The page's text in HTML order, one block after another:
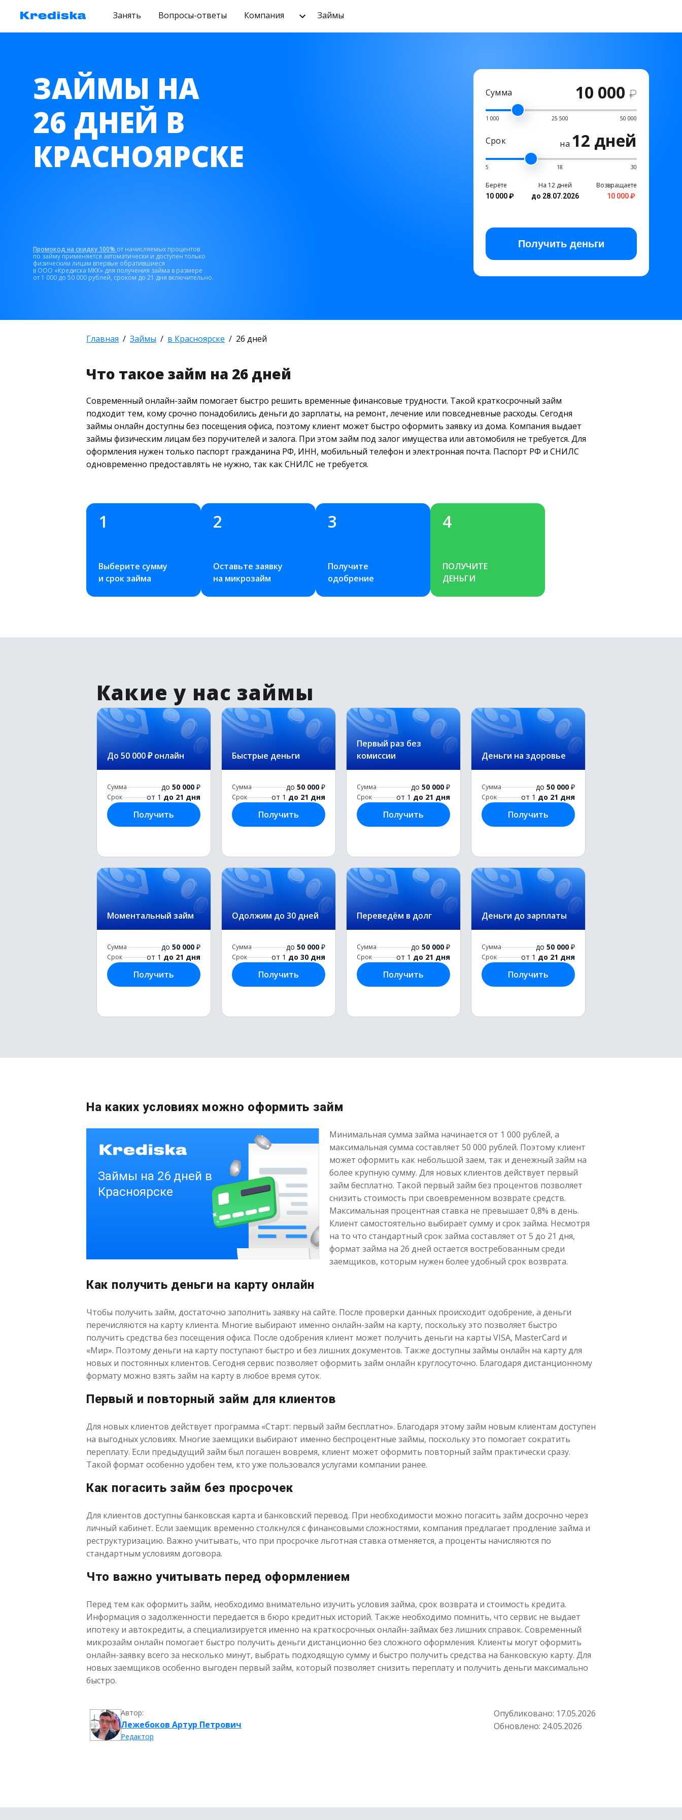
Занять Вопросы-ответы Компания Займы
ЗАЙМЫ НА
26 ДНЕЙ В
КРАСНОЯРСКЕ
Промокод на скидку 100% от начисляемых процентов
по займу применяется автоматически и доступен только
физическим лицам впервые обратившиеся
в ООО «Кредиска МКК» для получения займа в размере
от 1 000 до 50 000 рублей, сроком до 21 дня включительно.
Сумма 10 000 ₽
1 000 25 500 50 000
Срок на 12 дней
5 18 30
Берёте
10 000 ₽
На 12 дней
до 28.07.2026
Возвращаете
10 000 ₽
Получить деньги
Главная Займы в Красноярске 26 дней
Что такое займ на 26 дней
Современный онлайн-займ помогает быстро решить временные финансовые трудности. Такой краткосрочный займ
подходит тем, кому срочно понадобились деньги до зарплаты, на ремонт, лечение или повседневные расходы. Сегодня
займы онлайн доступны без посещения офиса, поэтому клиент может быстро оформить заявку из дома. Компания выдает
займы физическим лицам без поручителей и залога. При этом займ под залог имущества или автомобиля не требуется. Для
оформления нужен только паспорт гражданина РФ, ИНН, мобильный телефон и электронная почта. Паспорт РФ и СНИЛС
одновременно предоставлять не нужно, так как СНИЛС не требуется.
1
Выберите сумму
и срок займа
2
Оставьте заявку
на микрозайм
3
Получите
одобрение
4
ПОЛУЧИТЕ
ДЕНЬГИ
Какие у нас займы
До 50 000 ₽ онлайн
Сумма до 50 000 ₽
Срок от 1 до 21 дня
Получить
Быстрые деньги
Сумма до 50 000 ₽
Срок от 1 до 21 дня
Получить
Первый раз без
комиссии
Сумма до 50 000 ₽
Срок от 1 до 21 дня
Получить
Деньги на здоровье
Сумма до 50 000 ₽
Срок от 1 до 21 дня
Получить
Моментальный займ
Сумма до 50 000 ₽
Срок от 1 до 21 дня
Получить
Одолжим до 30 дней
Сумма до 50 000 ₽
Срок от 1 до 30 дня
Получить
Переведём в долг
Сумма до 50 000 ₽
Срок от 1 до 21 дня
Получить
Деньги до зарплаты
Сумма до 50 000 ₽
Срок от 1 до 21 дня
Получить
На каких условиях можно оформить займ
Минимальная сумма займа начинается от 1 000 рублей, а
максимальная сумма составляет 50 000 рублей. Поэтому клиент
может оформить как небольшой заем, так и денежный займ на
более крупную сумму. Для новых клиентов действует первый
займ бесплатно. Такой первый займ без процентов позволяет
снизить стоимость при своевременном возврате средств.
Максимальная процентная ставка не превышает 0,8% в день.
Клиент самостоятельно выбирает сумму и срок займа. Несмотря
на то что стандартный срок займа составляет от 5 до 21 дня,
формат займа на 26 дней остается востребованным среди
заемщиков, которым нужен более удобный срок возврата.
Как получить деньги на карту онлайн
Чтобы получить займ, достаточно заполнить заявку на сайте. После проверки данных происходит одобрение, а деньги
перечисляются на карту клиента. Многие выбирают именно онлайн-займ на карту, поскольку это позволяет быстро
получить средства без посещения офиса. После одобрения клиент может получить деньги на карты VISA, MasterCard и
«Мир». Поэтому деньги на карту поступают быстро и без лишних документов. Также доступны займы онлайн на карту для
новых и постоянных клиентов. Сегодня сервис позволяет оформить займ онлайн круглосуточно. Благодаря дистанционному
формату можно взять займ на карту в любое время суток.
Первый и повторный займ для клиентов
Для новых клиентов действует программа «Старт: первый займ бесплатно». Благодаря этому займ новым клиентам доступен
на выгодных условиях. Многие заемщики выбирают именно беспроцентные займы, поскольку это помогает сократить
переплату. Если предыдущий займ был погашен вовремя, клиент может оформить повторный займ практически сразу.
Такой формат особенно удобен тем, кто уже пользовался услугами компании ранее.
Как погасить займ без просрочек
Для клиентов доступны банковская карта и банковский перевод. При необходимости можно погасить займ досрочно через
личный кабинет. Если заемщик временно столкнулся с финансовыми сложностями, компания предлагает продление займа и
реструктуризацию. Важно учитывать, что при просрочке льготная ставка отменяется, а проценты начисляются по
стандартным условиям договора.
Что важно учитывать перед оформлением
Перед тем как оформить займ, необходимо внимательно изучить условия займа, срок возврата и стоимость кредита.
Информация о задолженности передается в бюро кредитных историй. Также необходимо помнить, что сервис не выдает
ипотеку и автокредиты, а специализируется именно на краткосрочных онлайн-займах без лишних справок. Современный
микрозайм онлайн помогает быстро получить деньги дистанционно без сложного оформления. Клиенты могут оформить
онлайн-заявку всего за несколько минут, выбрать подходящую сумму и быстро получить средства на банковскую карту. Для
новых заемщиков особенно выгоден первый займ, который позволяет снизить переплату и получить деньги максимально
быстро.
Автор:
Лежебоков Артур Петрович
Редактор
Опубликовано: 17.05.2026
Обновлено: 24.05.2026